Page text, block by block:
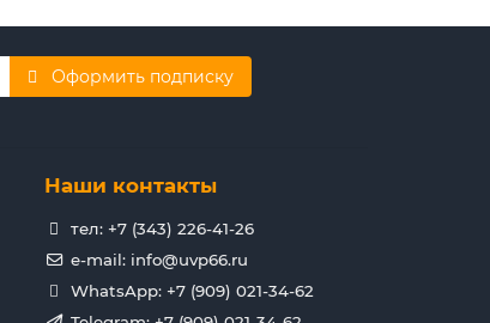
Оформить подписку
Наши контакты
тел: +7 (343) 226-41-26
e-mail: info@uvp66.ru
WhatsApp: +7 (909) 021-34-62